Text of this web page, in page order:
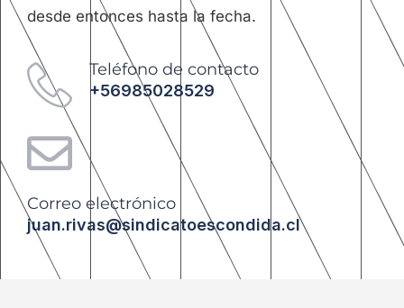
desde entonces hasta la fecha.
Teléfono de contacto
+56985028529
Correo electrónico
juan.rivas@sindicatoescondida.cl